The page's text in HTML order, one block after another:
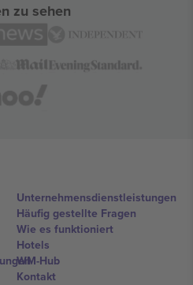
zu sehen
Unternehmensdienstleistungen
Häufig gestellte Fragen
Wie es funktioniert
Hotels
WM-Hub
Kontakt